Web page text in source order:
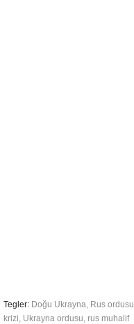
Tegler: Doğu Ukrayna, Rus ordusu
krizi, Ukrayna ordusu, rus muhalif